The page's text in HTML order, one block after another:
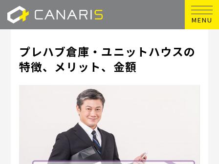
MENU
プレハブ倉庫・ユニットハウスの
特徴、メリット、金額